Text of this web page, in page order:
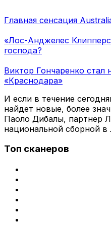
Главная сенсация
«Лос-Анджелес
господа?
Виктор Гончаренко
«Краснодара»
И если в течение
найдет новые, более
Паоло Дибалы, партнер
национальной сборной
Топ сканеров